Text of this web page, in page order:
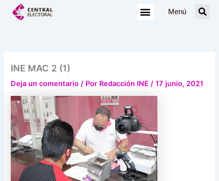
Menú
INE MAC 2 (1)
Deja un comentario / Por Redacción INE/17 junio, 2021